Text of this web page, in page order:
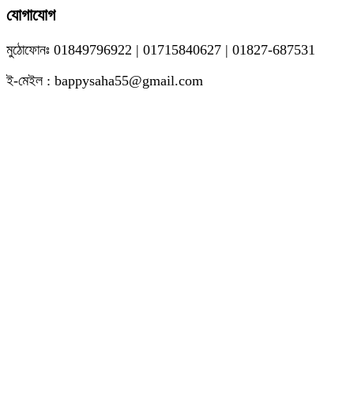
যোগাযোগ
মুঠোফোনঃ 01849796922 | 01715840627 | 01827-687531
ই-মেইল : bappysaha55@gmail.com